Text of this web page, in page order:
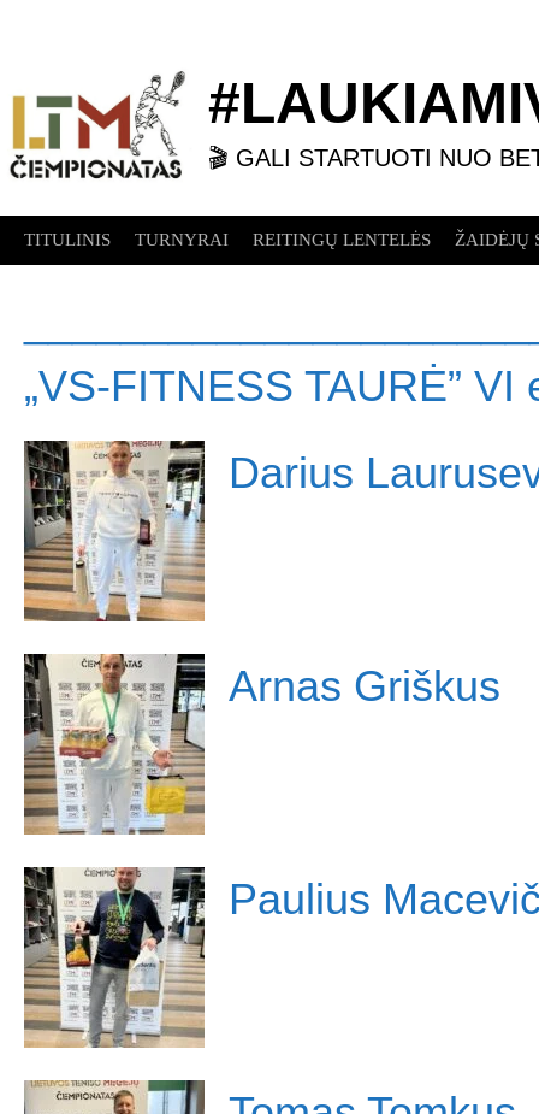
🎬 GALI STARTUOTI NUO
TITULINIS TURNYRAI REITINGŲ LENTELĖS ŽAIDĖJŲ
„VS-FITNESS TAURĖ” VI
Darius
Arnas Griškus
Paulius